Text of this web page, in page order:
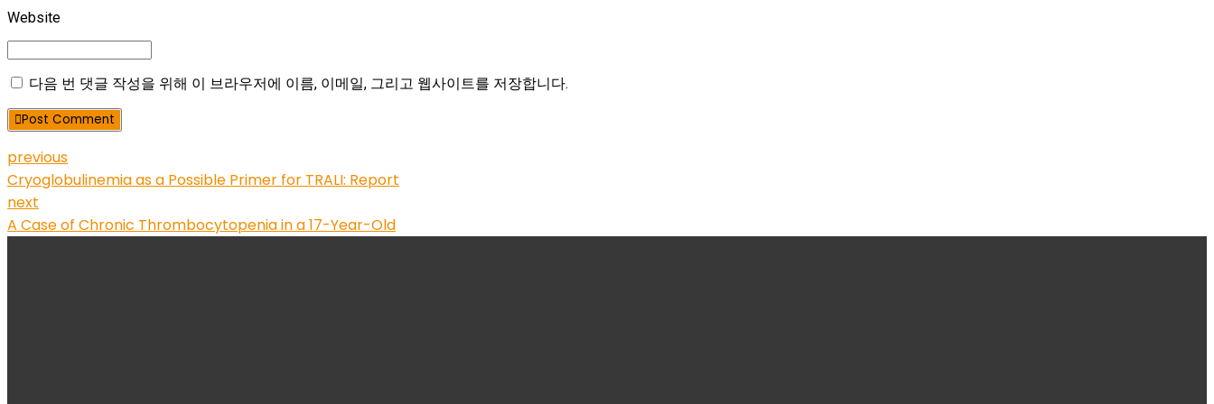
Website
다음 번 댓글 작성을 위해 이 브라우저에 이름, 이메일, 그리고 웹사이트를 저장합니다.
Post Comment
previous
Cryoglobulinemia as a Possible Primer for TRALI: Report
next
A Case of Chronic Thrombocytopenia in a 17-Year-Old